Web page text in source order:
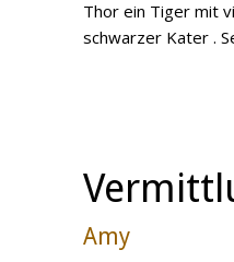
Thor ein Tiger mit
schwarzer Kater .
Amy